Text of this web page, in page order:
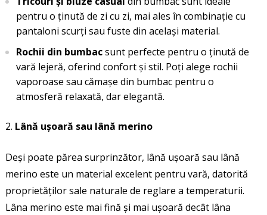
pentru o ținută de zi cu zi, mai ales în combinație cu
pantaloni scurți sau fuste din același material.
Rochii din bumbacsunt perfecte pentru o ținută de
vară lejeră, oferind confort și stil. Poți alege rochii
vaporoase sau cămașe din bumbac pentru o
atmosferă relaxată, dar elegantă.
Lână ușoară sau lână merino
Deși poate părea surprinzător, lână ușoară sau lână
merino este un material excelent pentru vară, datorită
proprietăților sale naturale de reglare a temperaturii.
Lâna merino este mai fină și mai ușoară decât lâna